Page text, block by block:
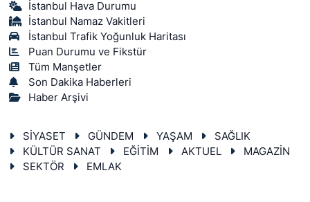
İstanbul Hava Durumu
İstanbul Namaz Vakitleri
İstanbul Trafik Yoğunluk Haritası
Puan Durumu ve Fikstür
Tüm Manşetler
Son Dakika Haberleri
Haber Arşivi
SİYASET GÜNDEM YAŞAM
SAĞLIK
KÜLTÜR SANAT
EĞİTİM AKTUEL
MAGAZİN
SEKTÖR
EMLAK